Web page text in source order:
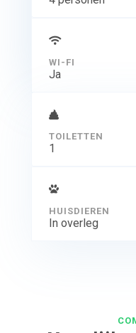
WI-FI
Ja
TOILETTEN
1
HUISDIEREN
In overleg